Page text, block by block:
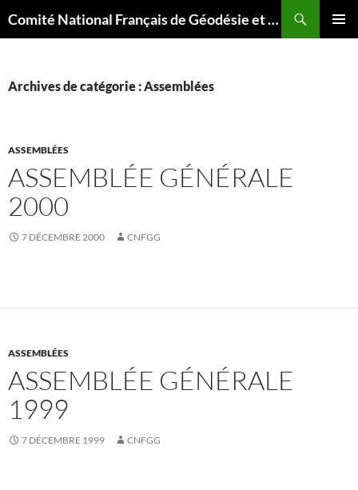
au
Comité National Français de Géodésie et Géophysique
Archives de catégorie : Assemblées
ASSEMBLÉES
ASSEMBLÉE GÉNÉRALE
2000
7 DÉCEMBRE 2000 CNFGG
ASSEMBLÉES
ASSEMBLÉE GÉNÉRALE
1999
7 DÉCEMBRE 1999 CNFGG